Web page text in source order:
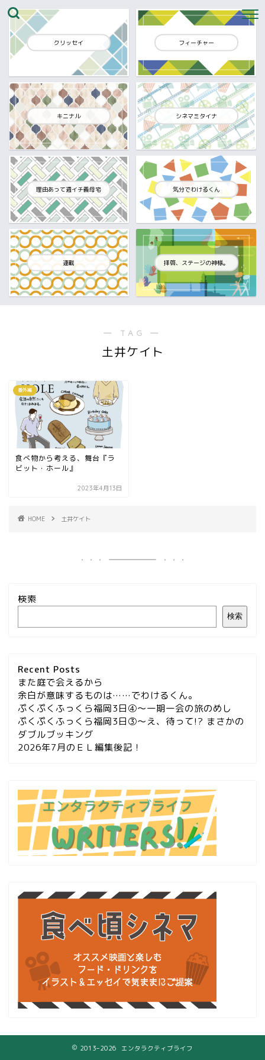
クリッセイ フィーチャー
キニナル シネマミタイナ
理由あって週イチ義母宅 気分でわけるくん
連載 拝啓、ステージの神様。
― TAG ―
土井ケイト
番外編
食べ物から考える、舞台『ラ
ビット・ホール』
2023年4月13日
HOME 土井ケイト
検索
検索
Recent Posts
また庭で会えるから
余白が意味するものは……でわけるくん。
ぷくぷくふっくら福岡3日④～一期一会の旅のめし
ぷくぷくふっくら福岡3日③～え、待って!? まさかの
ダブルブッキング
2026年7月のＥＬ編集後記！
2013–2026 エンタラクティブライフ